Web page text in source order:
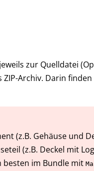
zur Quelldatei
Archiv. Darin
(z.B. Gehäuse und
(z.B. Deckel mit
besten im Bundle mit